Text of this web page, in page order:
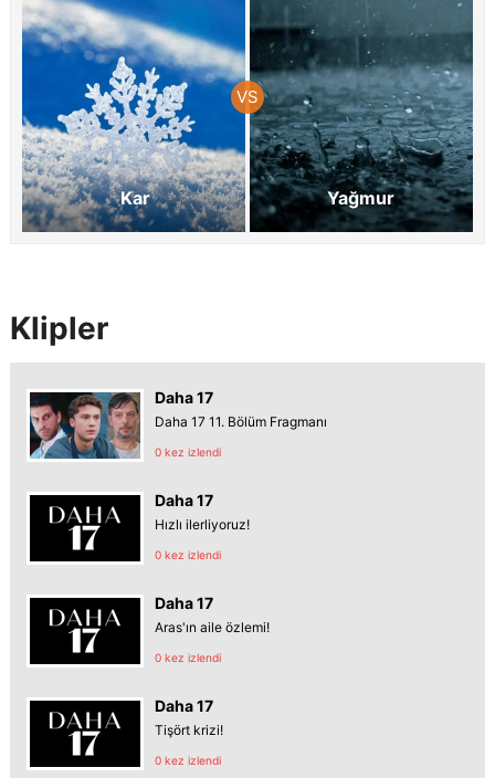
Kar Yağmur
Klipler
Daha 17
Daha 17 11. Bölüm Fragmanı
0 kez izlendi
Daha 17
Hızlı ilerliyoruz!
0 kez izlendi
Daha 17
Aras'ın aile özlemi!
0 kez izlendi
Daha 17
Tişört krizi!
0 kez izlendi